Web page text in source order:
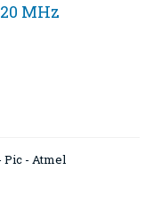
MHz
- Atmel